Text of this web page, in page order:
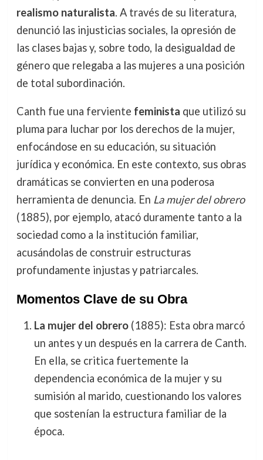
realismo naturalista. A través de su literatura,
denunció las injusticias sociales, la opresión de
las clases bajas y, sobre todo, la desigualdad de
género que relegaba a las mujeres a una posición
de total subordinación.
Canth fue una ferviente feminista que utilizó su
pluma para luchar por los derechos de la mujer,
enfocándose en su educación, su situación
jurídica y económica. En este contexto, sus obras
dramáticas se convierten en una poderosa
herramienta de denuncia. En La mujer del obrero
(1885), por ejemplo, atacó duramente tanto a la
sociedad como a la institución familiar,
acusándolas de construir estructuras
profundamente injustas y patriarcales.
Momentos Clave de su Obra
La mujer del obrero(1885): Esta obra marcó
un antes y un después en la carrera de Canth.
En ella, se critica fuertemente la
dependencia económica de la mujer y su
sumisión al marido, cuestionando los valores
que sostenían la estructura familiar de la
época.